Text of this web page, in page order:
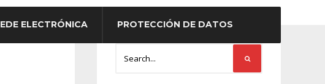
ELECTRÓNICA PROTECCIÓN DE DATOS